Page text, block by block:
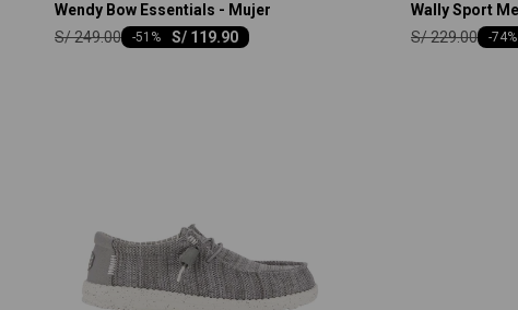
Wendy Bow Essentials - Mujer
S/ 119.90
-51
S/249.00
Wally Sport
-74
S/229.00